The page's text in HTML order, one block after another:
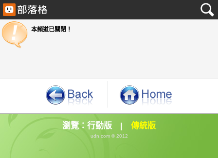
瀏覽： 行動版 | 傳統版
udn.com © 2012